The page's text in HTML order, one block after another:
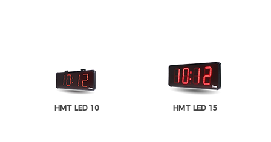
HMT LED 10 HMT LED 15